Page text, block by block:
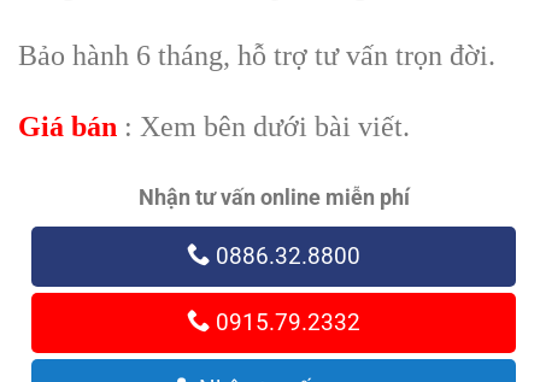
Bảo hành 6 tháng, hỗ trợ tư vấn trọn đời.
Giá bán : Xem bên dưới bài viết.
Nhận tư vấn online miễn phí
0886.32.8800
0915.79.2332